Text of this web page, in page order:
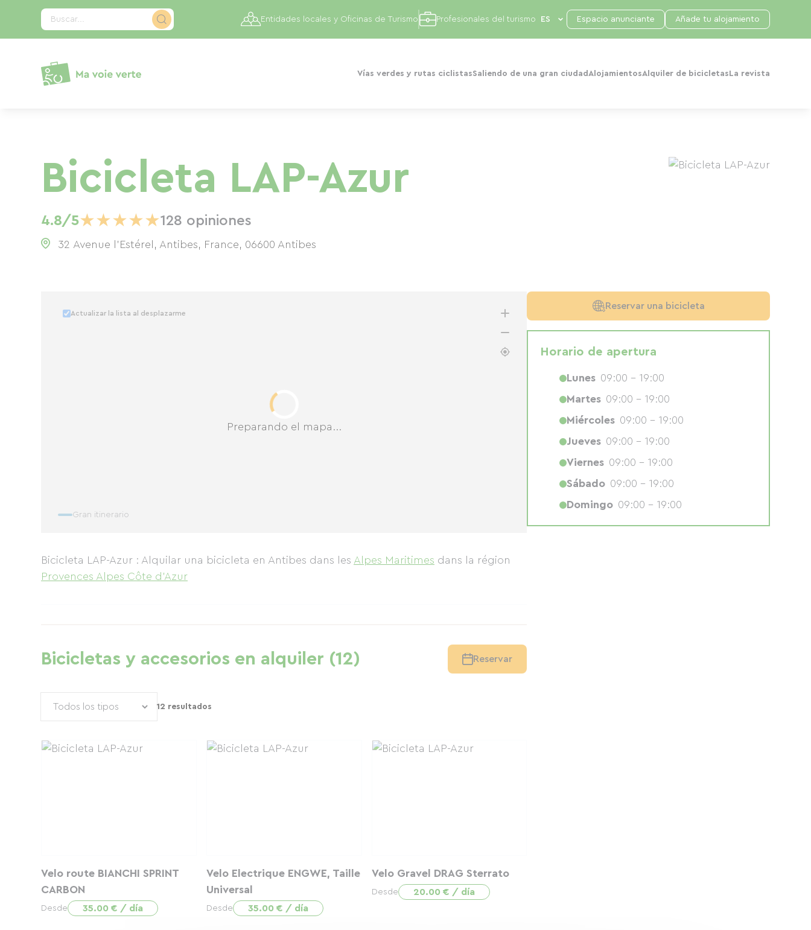
Buscar...
Vías verdes y rutas ciclistasSaliendo de una gran ciudad AlojamientosAlquiler de bicicletas La revista
Entidades locales y Oficinas de Turismo Profesionales del turismo Espacio anunciante Añade tu alojamiento
Bicicleta LAP-Azur
4.8/5★★★★★128 opiniones
32 Avenue l'Estérel, Antibes, France, 06600 Antibes
Preparando el mapa...
Actualizar la lista al desplazarme
Gran itinerario
Bicicleta LAP-Azur : Alquilar una bicicleta en Antibes dans les Alpes Maritimes dans la région
Provences Alpes Côte d'Azur
Bicicletas y accesorios en alquiler (12) Reservar
12 resultados
Velo route BIANCHI SPRINT
CARBON
Desde 35.00 € / día
Velo Electrique ENGWE, Taille
Universal
Desde 35.00 € / día
Velo Gravel DRAG Sterrato
Desde 20.00 € / día
Reservar una bicicleta
Horario de apertura
Lunes 09:00 - 19:00
Martes 09:00 - 19:00
Miércoles 09:00 - 19:00
Jueves 09:00 - 19:00
Viernes 09:00 - 19:00
Sábado 09:00 - 19:00
Domingo 09:00 - 19:00
Panel de gestión de cookies